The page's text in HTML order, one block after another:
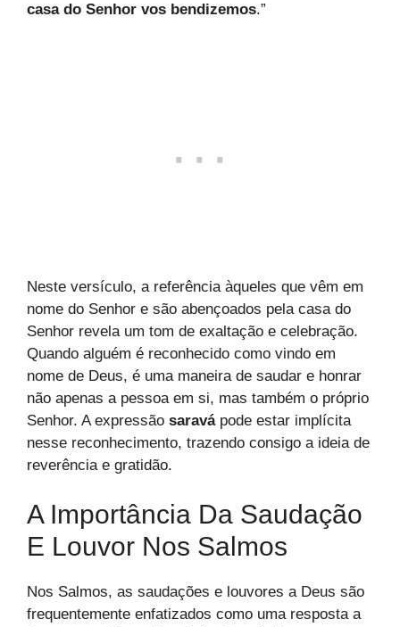
casa do Senhor vos bendizemos.”
Neste versículo, a referência àqueles que vêm em
nome do Senhor e são abençoados pela casa do
Senhor revela um tom de exaltação e celebração.
Quando alguém é reconhecido como vindo em
nome de Deus, é uma maneira de saudar e honrar
não apenas a pessoa em si, mas também o próprio
Senhor. A expressão saravápode estar implícita
nesse reconhecimento, trazendo consigo a ideia de
reverência e gratidão.
A Importância Da Saudação
E Louvor Nos Salmos
Nos Salmos, as saudações e louvores a Deus são
frequentemente enfatizados como uma resposta a